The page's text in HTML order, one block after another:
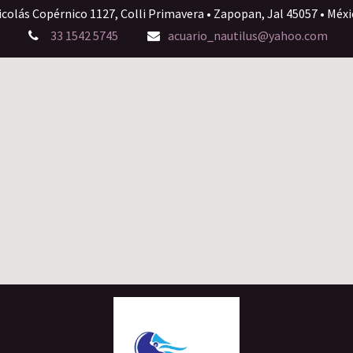
Copérnico 1127, Colli Primavera • Zapopan, Jal 45057 •
33 1542 5745
acuario_nautilus@yahoo.com